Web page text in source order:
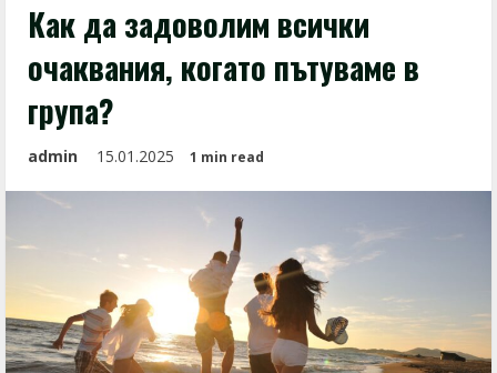
Как да задоволим всички
очаквания, когато пътуваме в
група?
admin 15.01.2025 1 min read